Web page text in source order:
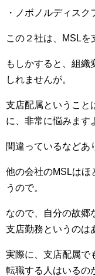
・ノボノルディスク
この２社は、MSLを
もしかすると、組織
しれませんが。
支店配属ということ
に、非常に悩みます
間違っているなどあ
他の会社のMSLはほ
うので。
なので、自分の故郷
支店勤務というのは
実際に、支店配属
転職する人はいるの